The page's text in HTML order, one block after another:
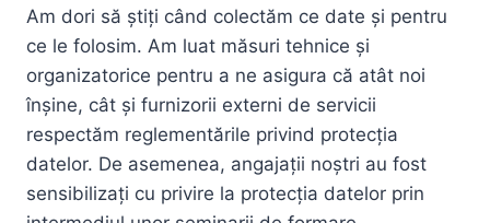
Am dori să știți când colectăm ce date și pentru
ce le folosim. Am luat măsuri tehnice și
organizatorice pentru a ne asigura că atât noi
înșine, cât și furnizorii externi de servicii
respectăm reglementările privind protecția
datelor. De asemenea, angajații noștri au fost
sensibilizați cu privire la protecția datelor prin